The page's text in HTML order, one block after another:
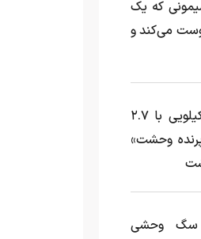
که یک
می‌کند و
هراس‌مرغ؛ پرنده ۱۰۰ کیلویی با ۲.۷
وحشت»
سگ وحشی